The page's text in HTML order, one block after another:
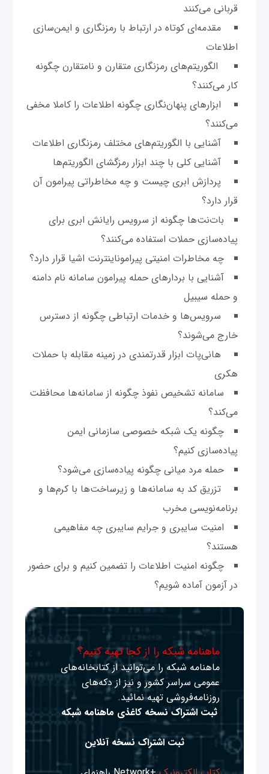
قربانی می‌کنند
مقدمه‌ای کوتاه در ارتباط با رمزنگاری و ایمن‌سازی
اطلاعات
الگوریتم‌های رمزنگاری متقارن و نامتقارن چگونه
کار می‌کنند؟
ابزارهای پنهان‌نگاری چگونه اطلاعات را کاملا مخفی
می‌کنند؟
آشنایی با الگوریتم‌های مختلف رمزنگاری اطلاعات
آشنایی کلی با چند ابزار رمزگشای الگوریتم‌ها
پردازش ابری چیست و چه مخاطراتی پیرامون آن
قرار دارد؟
بات‌نت‌ها چگونه از سرویس رایانش ابری برای
پیاده‌سازی حملات استفاده می‌کنند؟
چه مخاطرات امنیتی پیراموناینترنت اشیا قرار دارد؟
آشنایی با بردارهای حمله پیرامون سامانه نام دامنه
و حمله سیبیل
سرویس‌ها و خدمات ارتباطی چگونه از دسترس
خارج می‌شوند؟
هانی‌پات ابزار قدرتمندی در زمینه مقابله با حملات
هکری
سامانه تشخیص نفوذ چگونه از سامانه‌ها محافظت
می‌کند؟
چگونه یک شبکه خصوصی سازمانی ایمن
پیاده‌سازی کنیم؟
حمله مرد میانی چگونه پیاده‌سازی می‌شود؟
تزریق کد به سامانه‌ها و زیرساخت‌ها با کرم‌ها و
برنامه‌نویسی مخرب
امنیت سایبری و جرایم سایبری چه مفاهیمی
هستند؟
چگونه امنیت اطلاعات را تضمین کنیم و برای حضور
در آزمون آماده شویم؟
ماهنامه شبکه را از کجا تهیه کنیم؟
ماهنامه شبکه را می‌توانید از کتابخانه‌های
عمومی سراسر کشور و نیز از دکه‌های
روزنامه‌فروشی تهیه نمائید.
ثبت اشتراک نسخه کاغذی ماهنامه شبکه
ثبت اشتراک نسخه آنلاین